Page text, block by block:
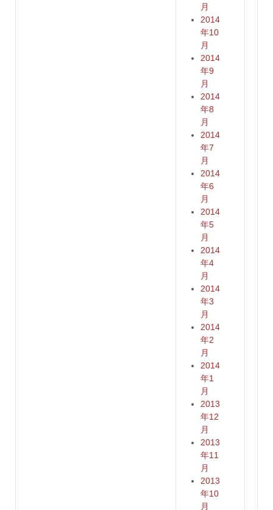
月
2014
年10
月
2014
年9
月
2014
年8
月
2014
年7
月
2014
年6
月
2014
年5
月
2014
年4
月
2014
年3
月
2014
年2
月
2014
年1
月
2013
年12
月
2013
年11
月
2013
年10
月